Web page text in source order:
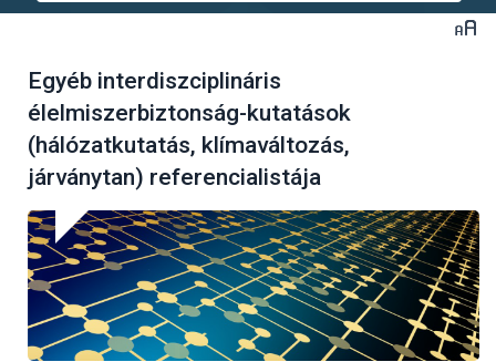
Egyéb interdiszciplináris
élelmiszerbiztonság-kutatások
(hálózatkutatás, klímaváltozás,
járványtan) referencialistája